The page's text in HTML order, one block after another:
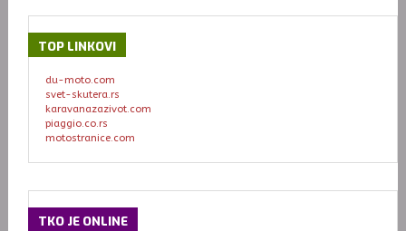
TOP LINKOVI
du-moto.com
svet-skutera.rs
karavanazazivot.com
piaggio.co.rs
motostranice.com
TKO JE ONLINE